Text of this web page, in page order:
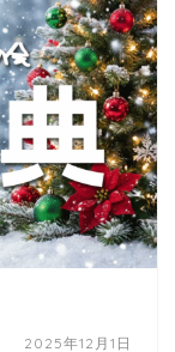
2025年12月1日